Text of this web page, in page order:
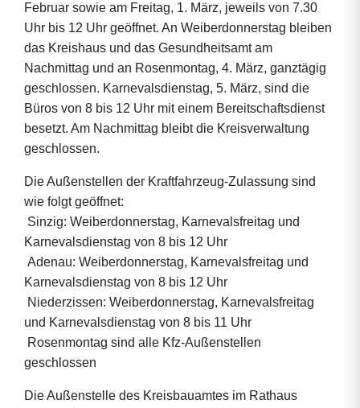
Februar sowie am Freitag, 1. März, jeweils von 7.30
Uhr bis 12 Uhr geöffnet. An Weiberdonnerstag bleiben
das Kreishaus und das Gesundheitsamt am
Nachmittag und an Rosenmontag, 4. März, ganztägig
geschlossen. Karnevalsdienstag, 5. März, sind die
Büros von 8 bis 12 Uhr mit einem Bereitschaftsdienst
besetzt. Am Nachmittag bleibt die Kreisverwaltung
geschlossen.
Die Außenstellen der Kraftfahrzeug-Zulassung sind
wie folgt geöffnet:
 Sinzig: Weiberdonnerstag, Karnevalsfreitag und
Karnevalsdienstag von 8 bis 12 Uhr
 Adenau: Weiberdonnerstag, Karnevalsfreitag und
Karnevalsdienstag von 8 bis 12 Uhr
 Niederzissen: Weiberdonnerstag, Karnevalsfreitag
und Karnevalsdienstag von 8 bis 11 Uhr
 Rosenmontag sind alle Kfz-Außenstellen
geschlossen
Die Außenstelle des Kreisbauamtes im Rathaus